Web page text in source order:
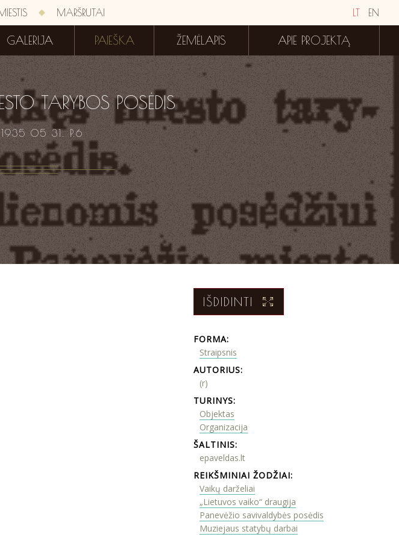
LT EN
MARŠRUTAI
GALERIJA PAIEŠKA ŽEMĖLAPIS APIE PROJEKTĄ
TARYBOS POSĖDIS
1935 05 31. P.6
IŠDIDINTI
FORMA:
Straipsnis
AUTORIUS:
(r)
TURINYS:
Objektas
Organizacija
ŠALTINIS:
epaveldas.lt
REIKŠMINIAI ŽODŽIAI:
Vaikų darželiai
„Lietuvos vaiko“ draugija
Panevėžio savivaldybės posėdis
Muziejaus statybų darbai